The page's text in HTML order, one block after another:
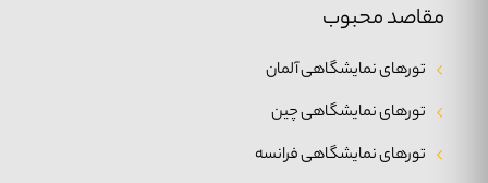
مقاصد محبوب
تورهای نمایشگاهی آلمان
تورهای نمایشگاهی چین
تورهای نمایشگاهی فرانسه